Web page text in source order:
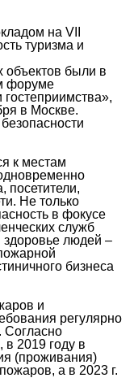
на VII
туризма и
объектов были в
форуме
гостеприимства»,
в Москве.
к местам
посетители,
Не только
в фокусе
служб
здоровье людей –
бизнеса
и
регулярно
Согласно
2019 году в
(проживания)
а в 2023 г.